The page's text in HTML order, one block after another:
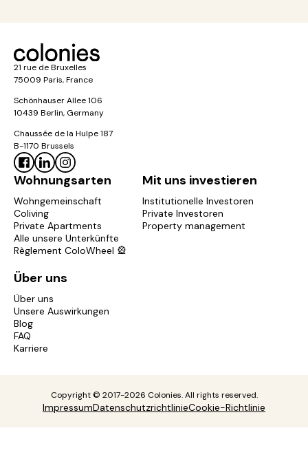
21 rue de Bruxelles
75009 Paris, France
Schönhauser Allee 106
10439 Berlin, Germany
Chaussée de la Hulpe 187
B-1170 Brussels
Wohnungsarten
Wohngemeinschaft
Coliving
Private Apartments
Alle unsere Unterkünfte
Règlement ColoWheel 🎡
Mit uns investieren
Institutionelle Investoren
Private Investoren
Property management
Über uns
Über uns
Unsere Auswirkungen
Blog
FAQ
Karriere
Copyright © 2017-2026 Colonies. All rights reserved.
ImpressumDatenschutzrichtlinieCookie-Richtlinie